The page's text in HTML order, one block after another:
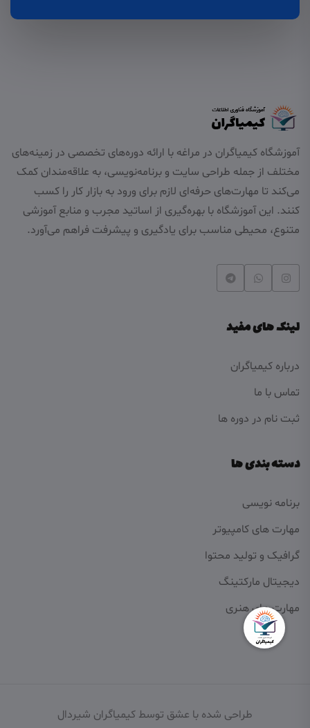
آموزشگاه کیمیاگران در مراغه با ارائه دوره‌های تخصصی در زمینه‌های
مختلف از جمله طراحی سایت و برنامه‌نویسی، به علاقه‌مندان کمک
می‌کند تا مهارت‌های حرفه‌ای لازم برای ورود به بازار کار را کسب
کنند. این آموزشگاه با بهره‌گیری از اساتید مجرب و منابع آموزشی
متنوع، محیطی مناسب برای یادگیری و پیشرفت فراهم می‌آورد.
لینک های مفید
درباره کیمیاگران
تماس با ما
ثبت نام در دوره ها
دسته بندی ها
برنامه نویسی
مهارت های کامپیوتر
گرافیک و تولید محتوا
دیجیتال مارکتینگ
مهارت های هنری
طراحی شده با عشق توسط کیمیاگران شیردال